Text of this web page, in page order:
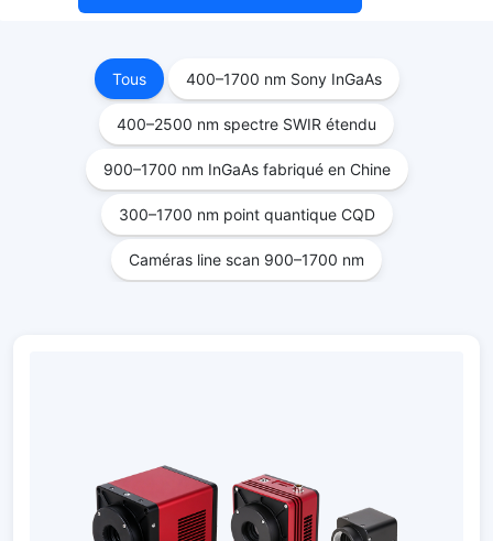
Tous 400–1700 nm Sony InGaAs
400–2500 nm spectre SWIR étendu
900–1700 nm InGaAs fabriqué en Chine
300–1700 nm point quantique CQD
Caméras line scan 900–1700 nm